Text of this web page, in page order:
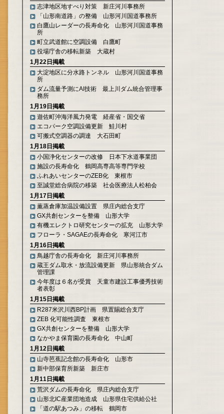
志津地区地すべり対策 新庄河川事務所
「山形南道路」の整備 山形河川国道事務所
白鷹山レーダーの長寿命化 山形河川国道事務
所
町立武道館に空調設備 白鷹町
役場庁舎の移転新築 大蔵村
1月22日掲載
大淀地区に分水路トンネル 山形河川国道事務
所
ダム流量予測にAI技術 最上川ダム統合管理事
務所
1月19日掲載
遊佐町沖海洋風力発電 経産省・国交省
エコパーク空調設備更新 鮭川村
可搬式空調器の調達 大石田町
1月18日掲載
小国浄化センターの改修 日本下水道事業団
施設の長寿命化 鶴岡高専高等専門学校
ふれあいセンターのZEB化 東根市
至誠堂総合病院の移築 社会医療法人松柏会
1月17日掲載
薫蒸倉庫加温設備設置 県庄内総合支庁
GX共創センターを整備 山形大学
有機エレクトロ研究センターの拡充 山形大学
フローラ・SAGAEの長寿命化 寒河江市
1月16日掲載
鳥越庁舎の長寿命化 新庄河川事務所
蔵王ダム取水・放流設備更新 県山形統合ダム
管理課
今年度は６名が受賞 天童市建設工事優秀技術
者表彰
1月15日掲載
R287米沢川西BP計画 県置賜総合支庁
ZEB 化可能性調査 東根市
GX共創センターを整備 山形大学
なかやま保育園の長寿命化 中山町
1月12日掲載
山寺芭蕉記念館の長寿命化 山形市
新中部保育所新築 新庄市
1月11日掲載
荒沢ダムの長寿命化 県庄内総合支庁
山形北IC産業団地造成 山形県住宅供給公社
「道の駅あつみ」の移転 鶴岡市